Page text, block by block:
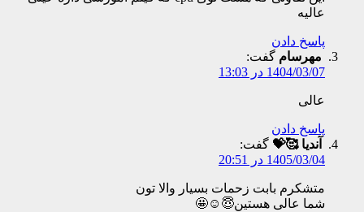
عالیه
پاسخ دادن
مهرسام گفت:
1404/03/07 در 13:03
عالی
پاسخ دادن
آندیا 🥰💝 گفت:
1405/03/04 در 20:51
متشکرم بابت زحمات بسیار والا تون
شما عالی هستین😇☺️🤩